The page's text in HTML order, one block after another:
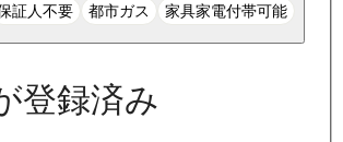
証人不要 都市ガス 家具家電付帯可能
登録済み